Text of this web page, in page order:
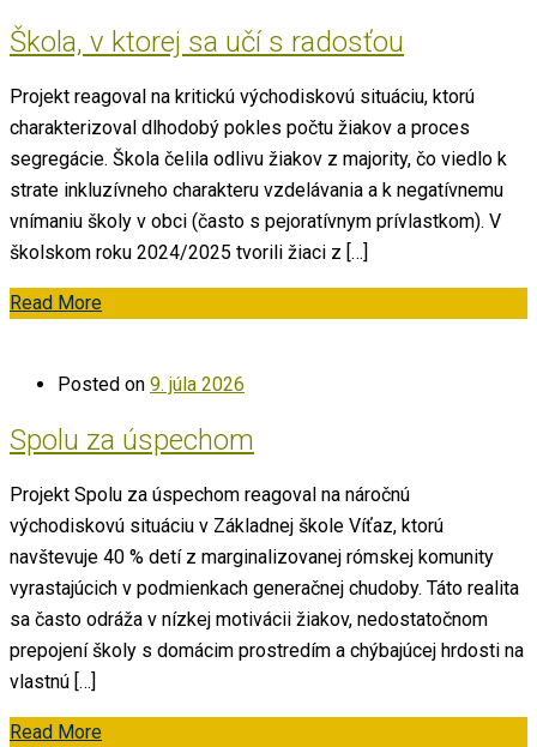
Škola, v ktorej sa učí s radosťou
Projekt reagoval na kritickú východiskovú situáciu, ktorú
charakterizoval dlhodobý pokles počtu žiakov a proces
segregácie. Škola čelila odlivu žiakov z majority, čo viedlo k
strate inkluzívneho charakteru vzdelávania a k negatívnemu
vnímaniu školy v obci (často s pejoratívnym prívlastkom). V
školskom roku 2024/2025 tvorili žiaci z […]
Read More
Posted on 9. júla 2026
Spolu za úspechom
Projekt Spolu za úspechom reagoval na náročnú
východiskovú situáciu v Základnej škole Víťaz, ktorú
navštevuje 40 % detí z marginalizovanej rómskej komunity
vyrastajúcich v podmienkach generačnej chudoby. Táto realita
sa často odráža v nízkej motivácii žiakov, nedostatočnom
prepojení školy s domácim prostredím a chýbajúcej hrdosti na
vlastnú […]
Read More